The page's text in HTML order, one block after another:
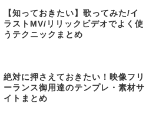
【知っておきたい】歌ってみた/イ
ラストMV/リリックビデオでよく使
うテクニックまとめ
絶対に押さえておきたい！映像フリ
ーランス御用達のテンプレ・素材サ
イトまとめ